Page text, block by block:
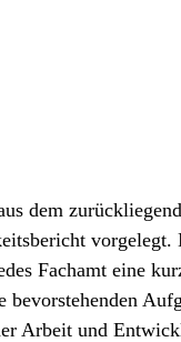
dem
vorgelegt.
Fachamt eine
Arbeit und